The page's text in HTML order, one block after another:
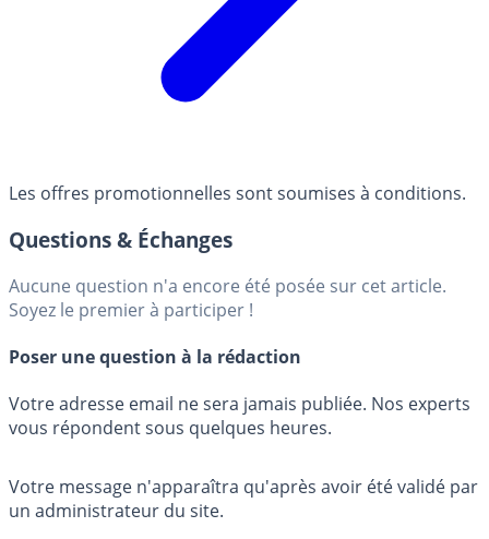
Les offres promotionnelles sont soumises à conditions.
Questions & Échanges
Aucune question n'a encore été posée sur cet article.
Soyez le premier à participer !
Poser une question à la rédaction
Votre adresse email ne sera jamais publiée. Nos experts
vous répondent sous quelques heures.
Votre message n'apparaîtra qu'après avoir été validé par
un administrateur du site.